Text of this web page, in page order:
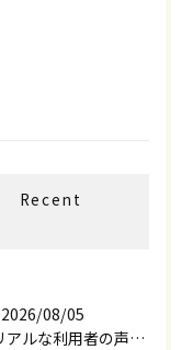
Recent
2026/08/05
\リアルな利用者の声📣/